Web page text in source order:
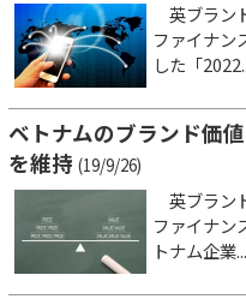
英ブラン
ファイナ
した「
ベトナムのブランド価
を維持 (19/9/26)
英ブラン
ファイナ
トナム企業...